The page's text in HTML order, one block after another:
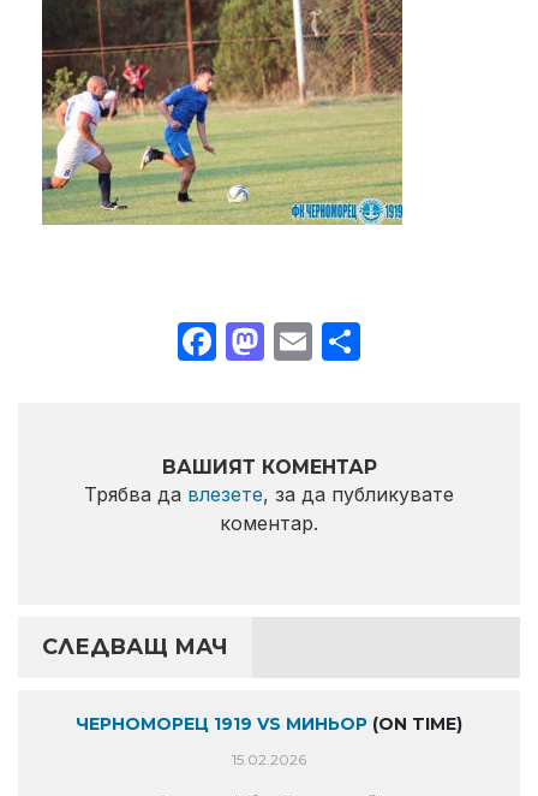
Facebook
Mastodon
Email
ВАШИЯТ КОМЕНТАР
Трябва да влезете, за да публикувате
коментар.
СЛЕДВАЩ МАЧ
ЧЕРНОМОРЕЦ 1919 VS МИНЬОР (ON TIME)
15.02.2026